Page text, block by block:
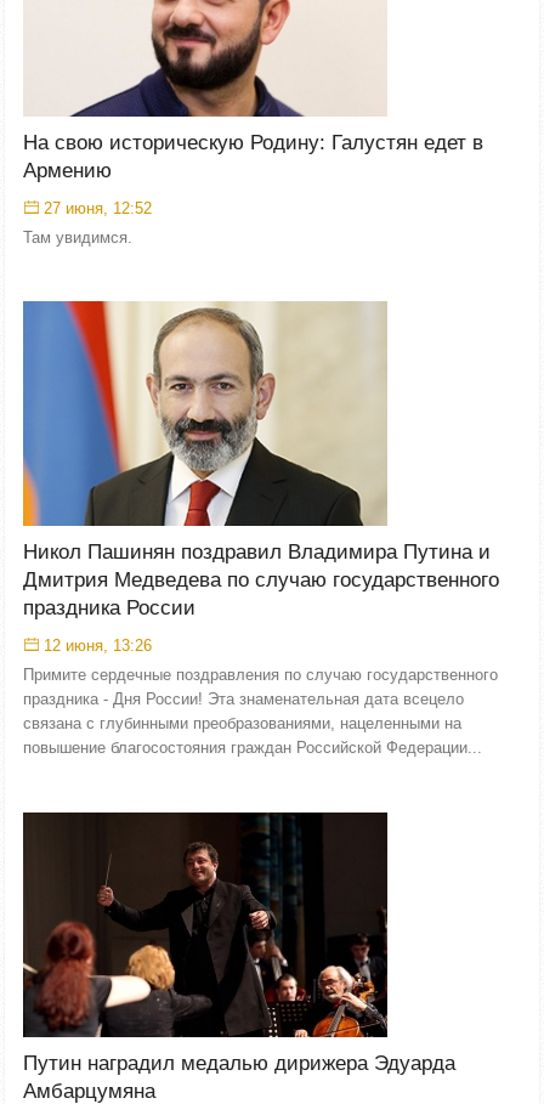
На свою историческую Родину: Галустян едет в
Армению
27 июня, 12:52
Там увидимся.
Никол Пашинян поздравил Владимира Путина и
Дмитрия Медведева по случаю государственного
праздника России
12 июня, 13:26
Примите сердечные поздравления по случаю государственного
праздника - Дня России! Эта знаменательная дата всецело
связана с глубинными преобразованиями, нацеленными на
повышение благосостояния граждан Российской Федерации...
Путин наградил медалью дирижера Эдуарда
Амбарцумяна